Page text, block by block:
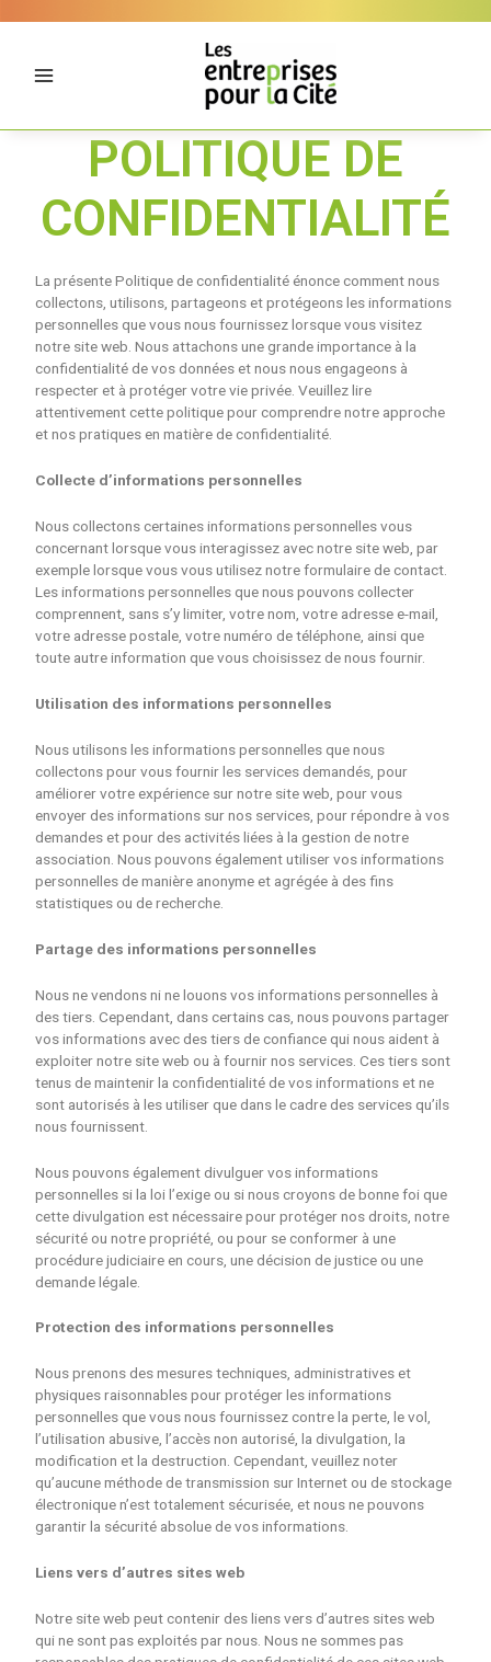
POLITIQUE DE
CONFIDENTIALITÉ
La présente Politique de confidentialité énonce comment nous
collectons, utilisons, partageons et protégeons les informations
personnelles que vous nous fournissez lorsque vous visitez
notre site web. Nous attachons une grande importance à la
confidentialité de vos données et nous nous engageons à
respecter et à protéger votre vie privée. Veuillez lire
attentivement cette politique pour comprendre notre approche
et nos pratiques en matière de confidentialité.
Collecte d’informations personnelles
Nous collectons certaines informations personnelles vous
concernant lorsque vous interagissez avec notre site web, par
exemple lorsque vous vous utilisez notre formulaire de contact.
Les informations personnelles que nous pouvons collecter
comprennent, sans s’y limiter, votre nom, votre adresse e-mail,
votre adresse postale, votre numéro de téléphone, ainsi que
toute autre information que vous choisissez de nous fournir.
Utilisation des informations personnelles
Nous utilisons les informations personnelles que nous
collectons pour vous fournir les services demandés, pour
améliorer votre expérience sur notre site web, pour vous
envoyer des informations sur nos services, pour répondre à vos
demandes et pour des activités liées à la gestion de notre
association. Nous pouvons également utiliser vos informations
personnelles de manière anonyme et agrégée à des fins
statistiques ou de recherche.
Partage des informations personnelles
Nous ne vendons ni ne louons vos informations personnelles à
des tiers. Cependant, dans certains cas, nous pouvons partager
vos informations avec des tiers de confiance qui nous aident à
exploiter notre site web ou à fournir nos services. Ces tiers sont
tenus de maintenir la confidentialité de vos informations et ne
sont autorisés à les utiliser que dans le cadre des services qu’ils
nous fournissent.
Nous pouvons également divulguer vos informations
personnelles si la loi l’exige ou si nous croyons de bonne foi que
cette divulgation est nécessaire pour protéger nos droits, notre
sécurité ou notre propriété, ou pour se conformer à une
procédure judiciaire en cours, une décision de justice ou une
demande légale.
Protection des informations personnelles
Nous prenons des mesures techniques, administratives et
physiques raisonnables pour protéger les informations
personnelles que vous nous fournissez contre la perte, le vol,
l’utilisation abusive, l’accès non autorisé, la divulgation, la
modification et la destruction. Cependant, veuillez noter
qu’aucune méthode de transmission sur Internet ou de stockage
électronique n’est totalement sécurisée, et nous ne pouvons
garantir la sécurité absolue de vos informations.
Liens vers d’autres sites web
Notre site web peut contenir des liens vers d’autres sites web
qui ne sont pas exploités par nous. Nous ne sommes pas